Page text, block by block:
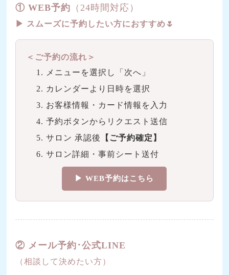
① WEB予約 （24時間対応）
▶︎ スムーズに予約したい方におすすめ🌷
＜ご予約の流れ＞
メニューを選択し「次へ」
カレンダーより日時を選択
お客様情報・カード情報を入力
予約ボタンからリクエスト送信
サロン 承認後
【ご予約確定】
サロン詳細・事前シート送付
▶︎ WEB予約はこちら
② メール予約･公式LINE
（相談して決めたい方）